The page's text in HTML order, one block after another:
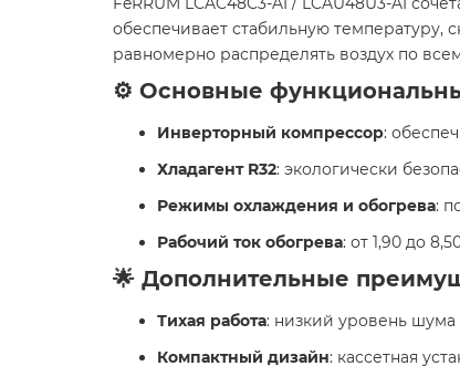
обеспечивает стабильную температуру,
равномерно распределять воздух по
⚙️ Основные
Инверторный компрессор:
Хладагент R32: экологически
Режимы охлаждения и обогрева:
Рабочий ток обогрева: от 1,90 до
🌟 Дополнительные
Тихая работа: низкий уровень
Компактный дизайн: кассетная